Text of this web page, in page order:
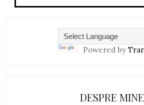
Powered by
DESPRE MINE